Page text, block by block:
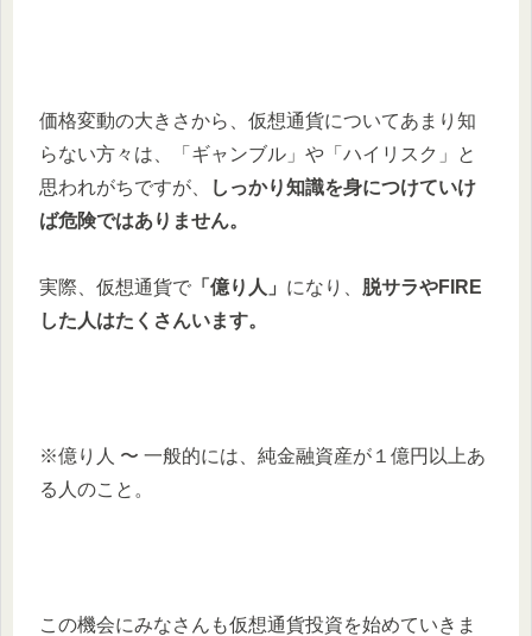
価格変動の大きさから、仮想通貨についてあまり知
らない方々は、「ギャンブル」や「ハイリスク」と
思われがちですが、
しっかり知識を身につけていけ
ば危険ではありません。
実際、仮想通貨で 「億り人」 になり、 脱サラやFIRE
した人はたくさんいます。
※億り人 〜 一般的には、純金融資産が１億円以上あ
る人のこと。
この機会にみなさんも仮想通貨投資を始めていきま